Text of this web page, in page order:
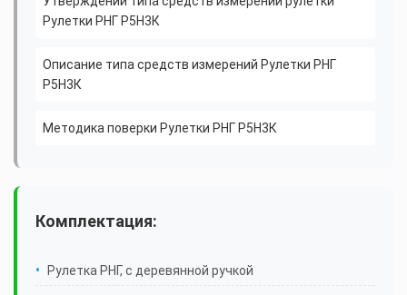
Рулетки РНГ Р5Н3К
Описание типа средств измерений Рулетки РНГ
Р5Н3К
Методика поверки Рулетки РНГ Р5Н3К
Комплектация:
Рулетка РНГ, с деревянной ручкой